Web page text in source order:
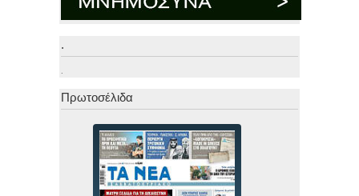
.
.
Πρωτοσέλιδα